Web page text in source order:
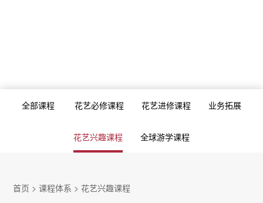
全部课程 花艺必修课程 花艺进修课程 业务拓展
花艺兴趣课程 全球游学课程
首页 >课程体系 >花艺兴趣课程